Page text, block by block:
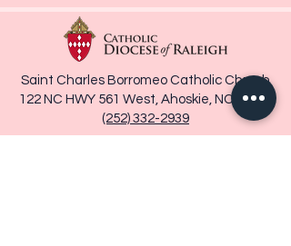
Saint Charles Borromeo Catholic Church
122 NC HWY 561 West, Ahoskie, NC 27910
(252) 332-2939